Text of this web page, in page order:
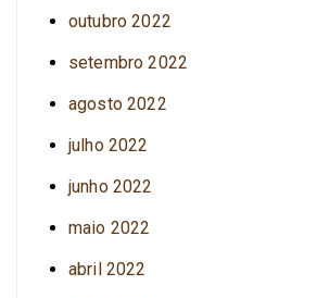
outubro 2022
setembro 2022
agosto 2022
julho 2022
junho 2022
maio 2022
abril 2022